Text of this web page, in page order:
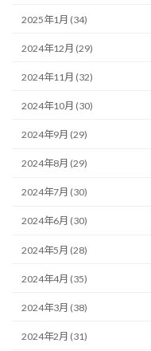
2025年1月 (34)
2024年12月 (29)
2024年11月 (32)
2024年10月 (30)
2024年9月 (29)
2024年8月 (29)
2024年7月 (30)
2024年6月 (30)
2024年5月 (28)
2024年4月 (35)
2024年3月 (38)
2024年2月 (31)